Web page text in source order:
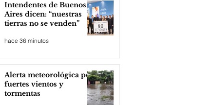
Intendentes de Buenos
Aires dicen: “nuestras
tierras no se venden”
hace 36 minutos
Alerta meteorológica por
fuertes vientos y
tormentas